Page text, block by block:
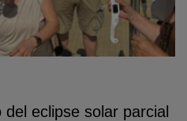
eclipse solar parcial